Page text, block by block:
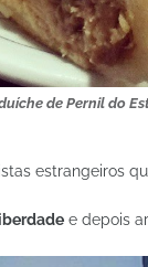
de Pernil do
estrangeiros
e depois